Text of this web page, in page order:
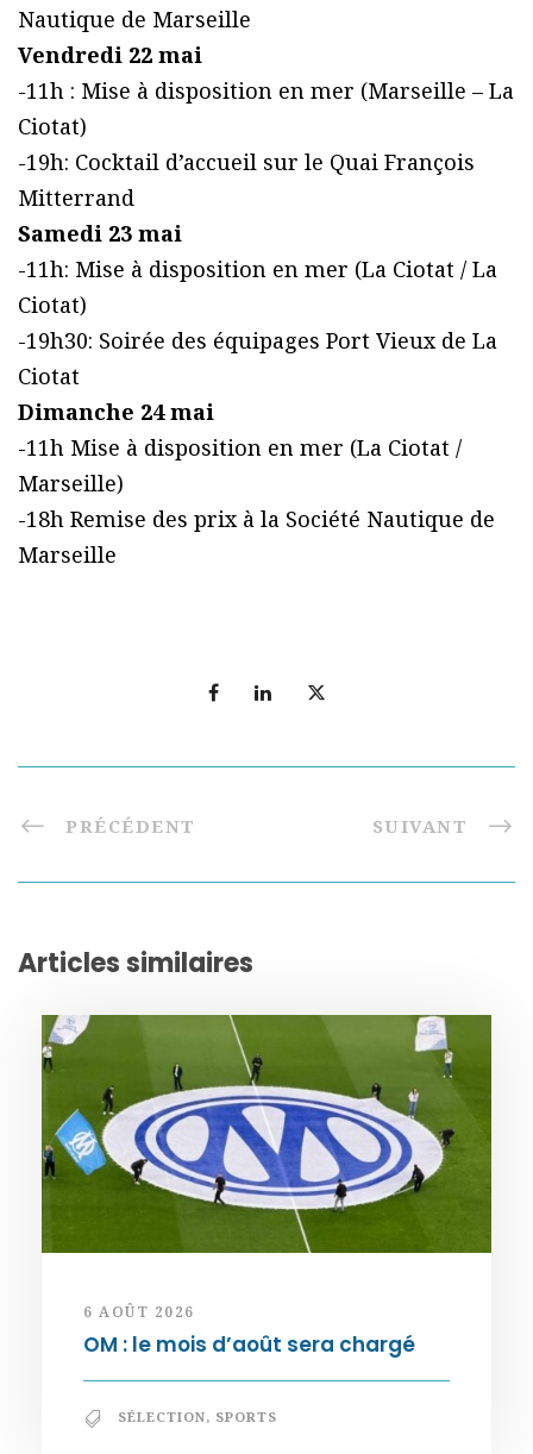
Nautique de Marseille
Vendredi 22 mai
-11h : Mise à disposition en mer (Marseille – La
Ciotat)
-19h: Cocktail d’accueil sur le Quai François
Mitterrand
Samedi 23 mai
-11h: Mise à disposition en mer (La Ciotat / La
Ciotat)
-19h30: Soirée des équipages Port Vieux de La
Ciotat
Dimanche 24 mai
-11h Mise à disposition en mer (La Ciotat /
Marseille)
-18h Remise des prix à la Société Nautique de
Marseille
PRÉCÉDENT SUIVANT
Articles similaires
6 AOÛT 2026
OM : le mois d’août sera chargé
SÉLECTION, SPORTS